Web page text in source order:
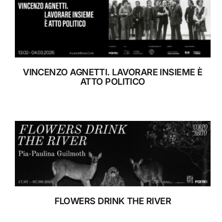
RIFUGIO DIGITALE MOSTRE
VINCENZO AGNETTI. LAVORARE INSIEME È
ATTO POLITICO
RIFUGIO DIGITALE
FLOWERS DRINK THE RIVER